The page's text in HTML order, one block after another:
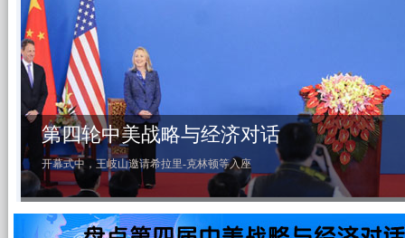
第4轮中美战略经济对话北京开幕
5月3日，国家主席胡锦涛在北京出席第四轮中美战略与经济对话开幕式并致